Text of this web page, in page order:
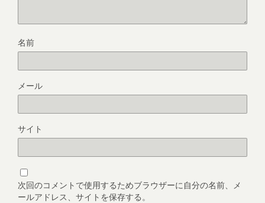
名前
メール
サイト
次回のコメントで使用するためブラウザーに自分の名前、メ
ールアドレス、サイトを保存する。